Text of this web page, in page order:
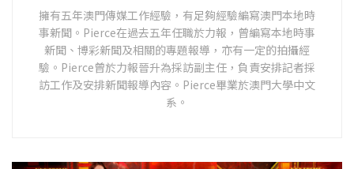
擁有五年澳門傳媒工作經驗，有足夠經驗編寫澳門本地時
事新聞。Pierce在過去五年任職於力報，曾編寫本地時事
新聞、博彩新聞及相關的專題報導，亦有一定的拍攝經
驗。Pierce曾於力報晉升為採訪副主任，負責安排記者採
訪工作及安排新聞報導內容。Pierce畢業於澳門大學中文
系。